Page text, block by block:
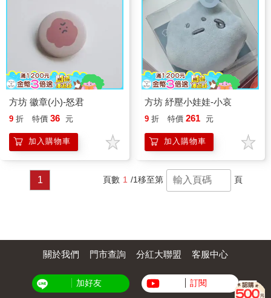
方坊 徽章(小)-怒君
9 折 特價 36 元
加入購物車
方坊 紓壓小娃娃-小哀
9 折 特價 261 元
加入購物車
1 頁數 1 /1移至第 頁
關於我們 門市查詢 分紅大聯盟 客服中心
加好友 訂閱